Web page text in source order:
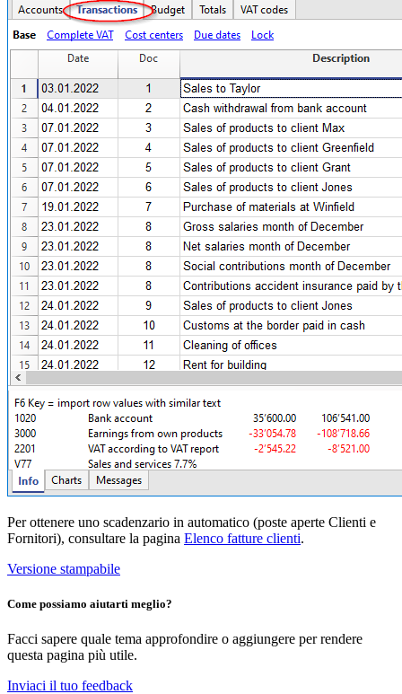
Per ottenere uno scadenzario in automatico (poste aperte Clienti e
Fornitori), consultare la pagina Elenco fatture clienti.
Versione stampabile
Come possiamo aiutarti meglio?
Facci sapere quale tema approfondire o aggiungere per rendere
questa pagina più utile.
Inviaci il tuo feedback